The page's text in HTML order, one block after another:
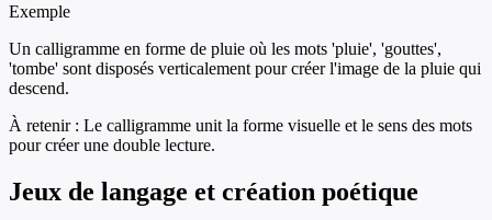
Exemple
Un calligramme en forme de pluie où les mots 'pluie', 'gouttes',
'tombe' sont disposés verticalement pour créer l'image de la pluie qui
descend.
À retenir : Le calligramme unit la forme visuelle et le sens des mots
pour créer une double lecture.
Jeux de langage et création poétique